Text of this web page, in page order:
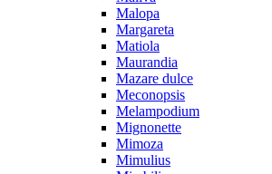
Malopa
Margareta
Matiola
Maurandia
Mazare dulce
Meconopsis
Melampodium
Mignonette
Mimoza
Mimulius